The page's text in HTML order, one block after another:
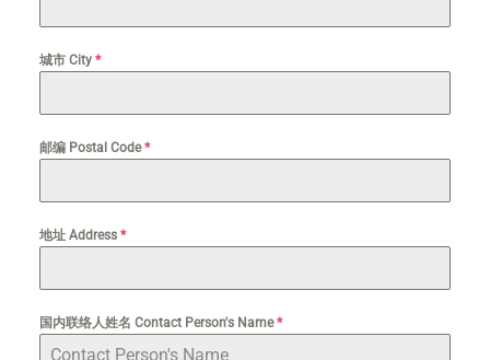
城市 City *
邮编 Postal Code*
地址 Address *
国内联络人姓名 Contact Person's Name*